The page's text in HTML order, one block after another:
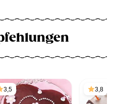
3,5 3,8